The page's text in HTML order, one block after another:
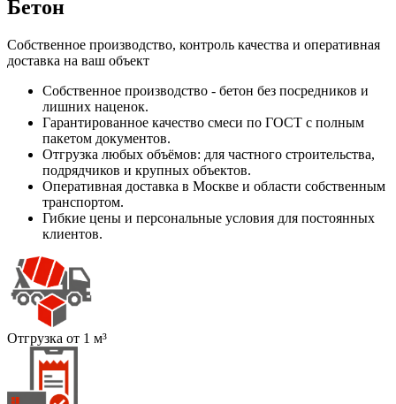
Бетон
Собственное производство, контроль качества и оперативная
доставка на ваш объект
Собственное производство - бетон без посредников и
лишних наценок.
Гарантированное качество смеси по ГОСТ с полным
пакетом документов.
Отгрузка любых объёмов: для частного строительства,
подрядчиков и крупных объектов.
Оперативная доставка в Москве и области собственным
транспортом.
Гибкие цены и персональные условия для постоянных
клиентов.
Отгрузка от 1 м³